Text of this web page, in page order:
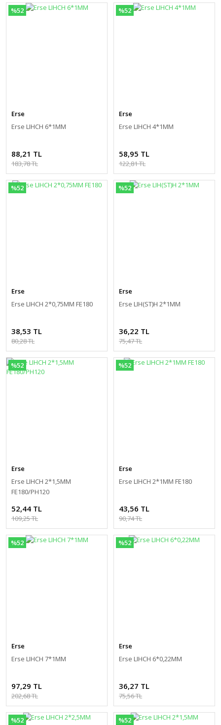
%52
Erse
Erse LIHCH 6*1MM
88,21 TL
183,78 TL
%52
Erse
Erse LIHCH 4*1MM
58,95 TL
122,81 TL
%52
Erse
Erse LIHCH 2*0,75MM FE180
38,53 TL
80,28 TL
%52
Erse
Erse LIH(ST)H 2*1MM
36,22 TL
75,47 TL
%52
Erse
Erse LIHCH 2*1,5MM
FE180/PH120
52,44 TL
109,25 TL
%52
Erse
Erse LIHCH 2*1MM FE180
43,56 TL
90,74 TL
%52
Erse
Erse LIHCH 7*1MM
97,29 TL
202,68 TL
%52
Erse
Erse LIHCH 6*0,22MM
36,27 TL
75,56 TL
%52 %52